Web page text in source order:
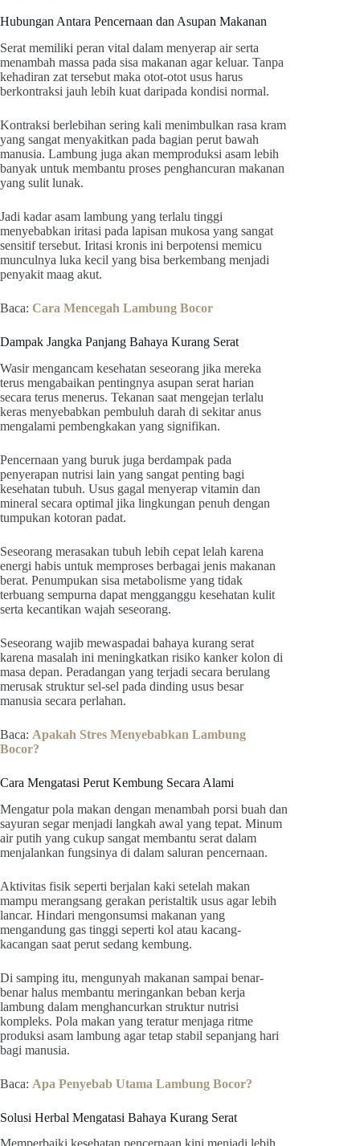
Hubungan Antara Pencernaan dan Asupan Makanan
Serat memiliki peran vital dalam menyerap air serta
menambah massa pada sisa makanan agar keluar. Tanpa
kehadiran zat tersebut maka otot-otot usus harus
berkontraksi jauh lebih kuat daripada kondisi normal.
Kontraksi berlebihan sering kali menimbulkan rasa kram
yang sangat menyakitkan pada bagian perut bawah
manusia. Lambung juga akan memproduksi asam lebih
banyak untuk membantu proses penghancuran makanan
yang sulit lunak.
Jadi kadar asam lambung yang terlalu tinggi
menyebabkan iritasi pada lapisan mukosa yang sangat
sensitif tersebut. Iritasi kronis ini berpotensi memicu
munculnya luka kecil yang bisa berkembang menjadi
penyakit maag akut.
Baca: Cara Mencegah Lambung Bocor
Dampak Jangka Panjang Bahaya Kurang Serat
Wasir mengancam kesehatan seseorang jika mereka
terus mengabaikan pentingnya asupan serat harian
secara terus menerus. Tekanan saat mengejan terlalu
keras menyebabkan pembuluh darah di sekitar anus
mengalami pembengkakan yang signifikan.
Pencernaan yang buruk juga berdampak pada
penyerapan nutrisi lain yang sangat penting bagi
kesehatan tubuh. Usus gagal menyerap vitamin dan
mineral secara optimal jika lingkungan penuh dengan
tumpukan kotoran padat.
Seseorang merasakan tubuh lebih cepat lelah karena
energi habis untuk memproses berbagai jenis makanan
berat. Penumpukan sisa metabolisme yang tidak
terbuang sempurna dapat mengganggu kesehatan kulit
serta kecantikan wajah seseorang.
Seseorang wajib mewaspadai bahaya kurang serat
karena masalah ini meningkatkan risiko kanker kolon di
masa depan. Peradangan yang terjadi secara berulang
merusak struktur sel-sel pada dinding usus besar
manusia secara perlahan.
Baca: Apakah Stres Menyebabkan Lambung
Bocor?
Cara Mengatasi Perut Kembung Secara Alami
Mengatur pola makan dengan menambah porsi buah dan
sayuran segar menjadi langkah awal yang tepat. Minum
air putih yang cukup sangat membantu serat dalam
menjalankan fungsinya di dalam saluran pencernaan.
Aktivitas fisik seperti berjalan kaki setelah makan
mampu merangsang gerakan peristaltik usus agar lebih
lancar. Hindari mengonsumsi makanan yang
mengandung gas tinggi seperti kol atau kacang-
kacangan saat perut sedang kembung.
Di samping itu, mengunyah makanan sampai benar-
benar halus membantu meringankan beban kerja
lambung dalam menghancurkan struktur nutrisi
kompleks. Pola makan yang teratur menjaga ritme
produksi asam lambung agar tetap stabil sepanjang hari
bagi manusia.
Baca: Apa Penyebab Utama Lambung Bocor?
Solusi Herbal Mengatasi Bahaya Kurang Serat